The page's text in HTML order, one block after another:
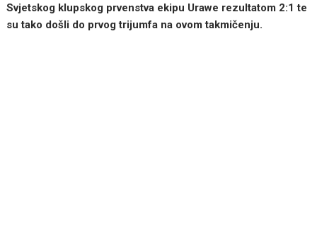
Svjetskog klupskog prvenstva ekipu Urawe rezultatom 2:1 te
su tako došli do prvog trijumfa na ovom takmičenju.